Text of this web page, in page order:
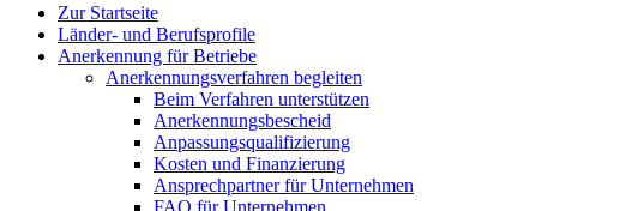
Zur Startseite
Länder- und Berufsprofile
Anerkennung für Betriebe
Anerkennungsverfahren begleiten
Beim Verfahren unterstützen
Anerkennungsbescheid
Anpassungsqualifizierung
Kosten und Finanzierung
Ansprechpartner für Unternehmen
FAQ für Unternehmen